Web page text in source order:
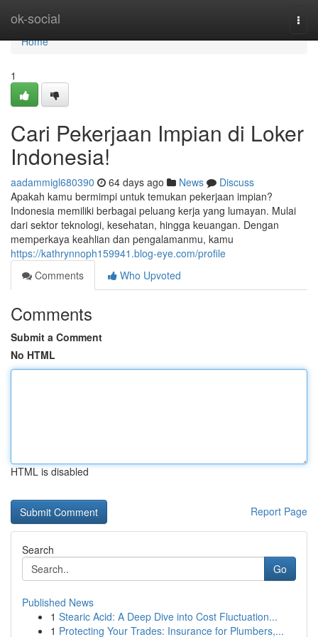
ok-social
Home
Home
1
Cari Pekerjaan Impian di Loker
Indonesia!
aadammigl680390 64 days ago News
Discuss
Apakah kamu bermimpi untuk temukan pekerjaan impian?
Indonesia memiliki berbagai peluang kerja yang lumayan. Mulai
dari sektor teknologi, kesehatan, hingga keuangan. Dengan
memperkaya keahlian dan pengalamanmu, kamu
https://kathrynnoph159941.blog-eye.com/profile
Comments
Who Upvoted
Comments
Submit a Comment
No HTML
HTML is disabled
Report Page
Search
Go
Published News
1 Stearic Acid: A Deep Dive into Cost Fluctuation...
1 Protecting Your Trades: Insurance for Plumbers,...